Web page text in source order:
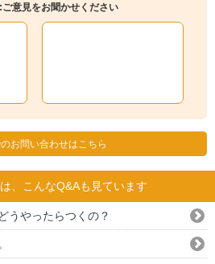
意見をお聞かせください
お問い合わせはこちら
、こんなQ&Aも見ています
うやったらつくの？